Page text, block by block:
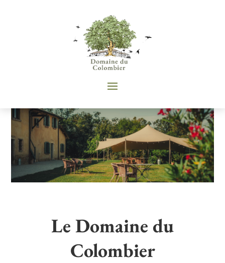
Le Domaine du
Colombier